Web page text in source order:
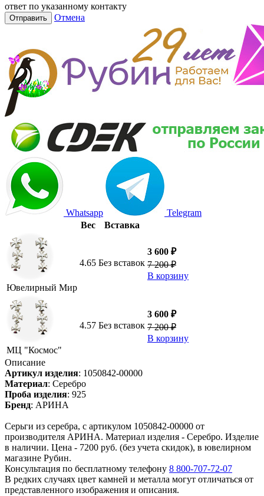
ответ по указанному контакту
Отправить Отмена
Whatsapp
Telegram
Вес
Вставка
Ювелирный Мир
4.65 Без вставок
3 600 ₽
7 200 ₽
В корзину
МЦ "Космос"
4.57 Без вставок
3 600 ₽
7 200 ₽
В корзину
Описание
Артикул изделия: 1050842-00000
Материал: Серебро
Проба изделия: 925
Бренд: АРИНА
Серьги из серебра, с артикулом 1050842-00000 от
производителя АРИНА. Материал изделия - Серебро. Изделие
в наличии. Цена - 7200 руб. (без учета скидок), в ювелирном
магазине Рубин.
Консультация по бесплатному телефону 8 800-707-72-07
В редких случаях цвет камней и металла могут отличаться от
представленного изображения и описания.